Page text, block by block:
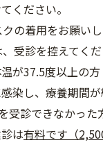
ください。
の着用をお願いし
受診を控えてくだ
37.5度以上の方
し、療養期間が
受診できなかっ
は有料です（